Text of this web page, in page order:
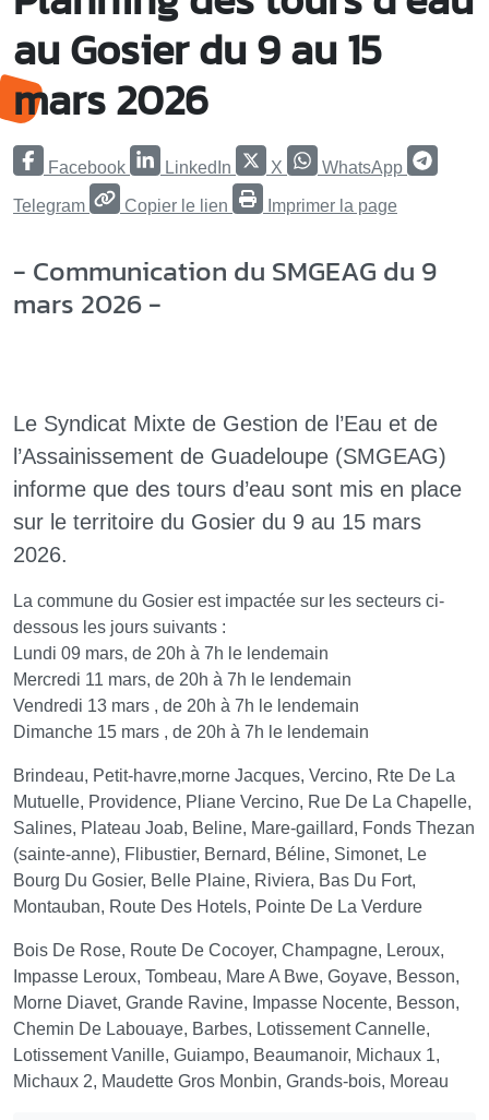
au Gosier du 9 au 15
mars 2026
Facebook LinkedIn X WhatsApp
Telegram Copier le lien Imprimer la page
- Communication du SMGEAG du 9
mars 2026 -
Le Syndicat Mixte de Gestion de l’Eau et de
l’Assainissement de Guadeloupe (SMGEAG)
informe que des tours d’eau sont mis en place
sur le territoire du Gosier du 9 au 15 mars
2026.
La commune du Gosier est impactée sur les secteurs ci-
dessous les jours suivants :
Lundi 09 mars, de 20h à 7h le lendemain
Mercredi 11 mars, de 20h à 7h le lendemain
Vendredi 13 mars , de 20h à 7h le lendemain
Dimanche 15 mars , de 20h à 7h le lendemain
Brindeau, Petit-havre,morne Jacques, Vercino, Rte De La
Mutuelle, Providence, Pliane Vercino, Rue De La Chapelle,
Salines, Plateau Joab, Beline, Mare-gaillard, Fonds Thezan
(sainte-anne), Flibustier, Bernard, Béline, Simonet, Le
Bourg Du Gosier, Belle Plaine, Riviera, Bas Du Fort,
Montauban, Route Des Hotels, Pointe De La Verdure
Bois De Rose, Route De Cocoyer, Champagne, Leroux,
Impasse Leroux, Tombeau, Mare A Bwe, Goyave, Besson,
Morne Diavet, Grande Ravine, Impasse Nocente, Besson,
Chemin De Labouaye, Barbes, Lotissement Cannelle,
Lotissement Vanille, Guiampo, Beaumanoir, Michaux 1,
Michaux 2, Maudette Gros Monbin, Grands-bois, Moreau